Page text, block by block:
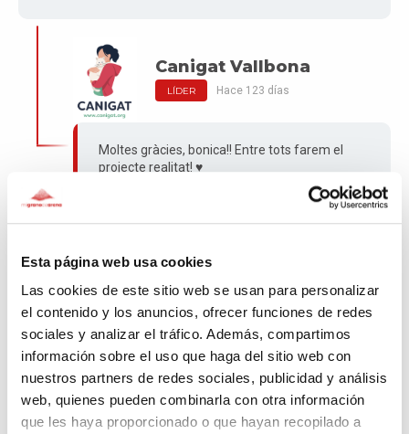
Esta página web usa cookies
Las cookies de este sitio web se usan para personalizar
el contenido y los anuncios, ofrecer funciones de redes
sociales y analizar el tráfico. Además, compartimos
información sobre el uso que haga del sitio web con
nuestros partners de redes sociales, publicidad y análisis
web, quienes pueden combinarla con otra información
que les haya proporcionado o que hayan recopilado a
Canigat Vallbona
LÍDER Hace 123 días
Moltes gràcies, bonica!! Entre tots farem el
projecte realitat! ♥️
Inmaculada
Para que este sueño pronto se haga realidad
Canigat Vallbona
LÍDER Hace 131 días